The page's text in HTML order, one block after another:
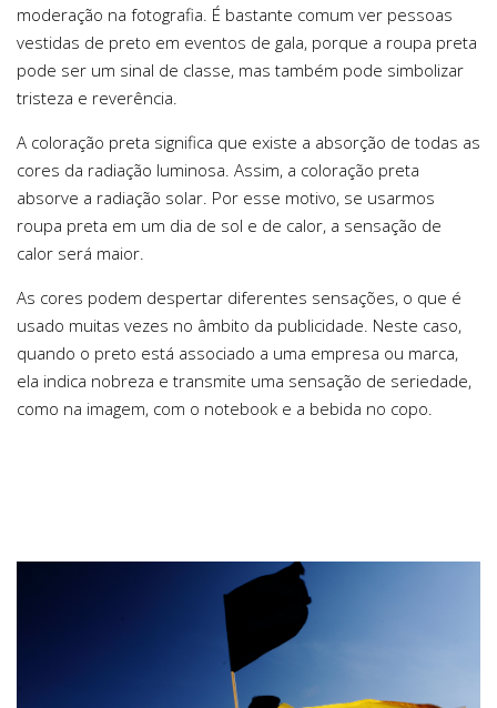
moderação na fotografia. É bastante comum ver pessoas
vestidas de preto em eventos de gala, porque a roupa preta
pode ser um sinal de classe, mas também pode simbolizar
tristeza e reverência.
A coloração preta significa que existe a absorção de todas as
cores da radiação luminosa. Assim, a coloração preta
absorve a radiação solar. Por esse motivo, se usarmos
roupa preta em um dia de sol e de calor, a sensação de
calor será maior.
As cores podem despertar diferentes sensações, o que é
usado muitas vezes no âmbito da publicidade. Neste caso,
quando o preto está associado a uma empresa ou marca,
ela indica nobreza e transmite uma sensação de seriedade,
como na imagem, com o notebook e a bebida no copo.